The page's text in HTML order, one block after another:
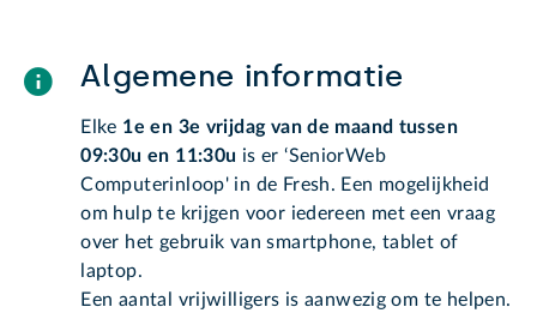
Algemene informatie
Elke 1e en 3e vrijdag van de maand tussen
09:30u en 11:30u is er ‘SeniorWeb
Computerinloop' in de Fresh. Een mogelijkheid
om hulp te krijgen voor iedereen met een vraag
over het gebruik van smartphone, tablet of
laptop.
Een aantal vrijwilligers is aanwezig om te helpen.